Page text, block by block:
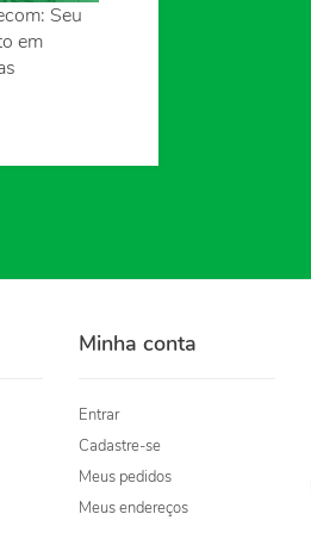
Seu
em
Minha conta
Entrar
Cadastre-se
Meus pedidos
Meus endereços